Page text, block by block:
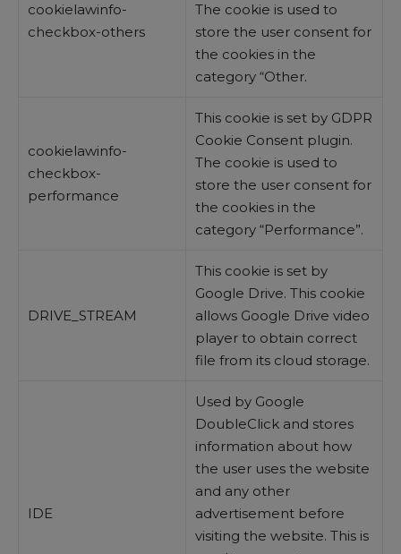
cookielawinfo-
checkbox-others
The cookie is used to
store the user consent for
the cookies in the
category “Other.
cookielawinfo-
checkbox-
performance
This cookie is set by GDPR
Cookie Consent plugin.
The cookie is used to
store the user consent for
the cookies in the
category “Performance”.
DRIVE_STREAM
This cookie is set by
Google Drive. This cookie
allows Google Drive video
player to obtain correct
file from its cloud storage.
IDE
Used by Google
DoubleClick and stores
information about how
the user uses the website
and any other
advertisement before
visiting the website. This is